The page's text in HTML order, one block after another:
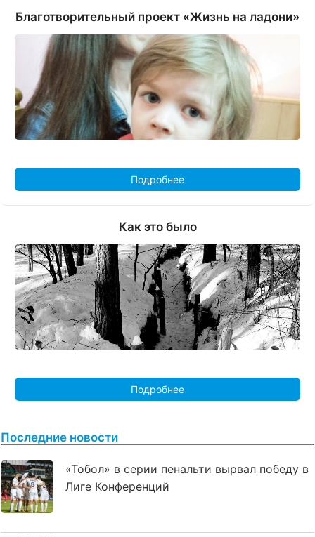
Благотворительный проект «Жизнь на ладони»
Подробнее
Как это было
Подробнее
Последние новости
«Тобол» в серии пенальти вырвал победу в
Лиге Конференций